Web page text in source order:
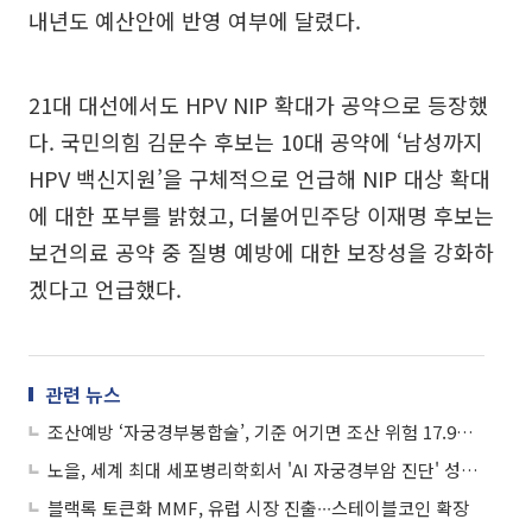
내년도 예산안에 반영 여부에 달렸다.
21대 대선에서도 HPV NIP 확대가 공약으로 등장했
다. 국민의힘 김문수 후보는 10대 공약에 ‘남성까지
HPV 백신지원’을 구체적으로 언급해 NIP 대상 확대
에 대한 포부를 밝혔고, 더불어민주당 이재명 후보는
보건의료 공약 중 질병 예방에 대한 보장성을 강화하
겠다고 언급했다.
관련 뉴스
조산예방 ‘자궁경부봉합술’, 기준 어기면 조산 위험 17.9배 증가
노을, 세계 최대 세포병리학회서 'AI 자궁경부암 진단' 성능 공개
블랙록 토큰화 MMF, 유럽 시장 진출∙∙∙스테이블코인 확장